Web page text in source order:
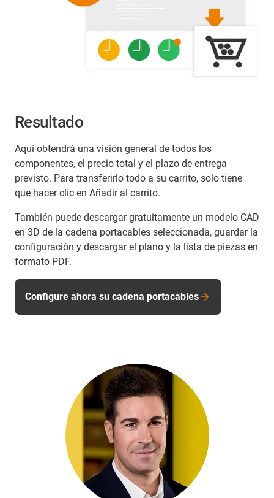
Resultado
Aquí obtendrá una visión general de todos los
componentes, el precio total y el plazo de entrega
previsto. Para transferirlo todo a su carrito, solo tiene
que hacer clic en Añadir al carrito.
También puede descargar gratuitamente un modelo CAD
en 3D de la cadena portacables seleccionada, guardar la
configuración y descargar el plano y la lista de piezas en
formato PDF.
Configure ahora su cadena portacables